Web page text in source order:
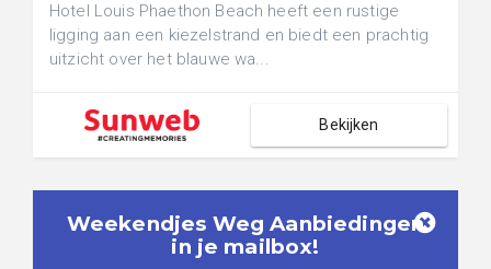
Hotel Louis Phaethon Beach heeft een rustige
ligging aan een kiezelstrand en biedt een prachtig
uitzicht over het blauwe wa...
Bekijken
Weekendjes Weg Aanbiedingen
in je mailbox!